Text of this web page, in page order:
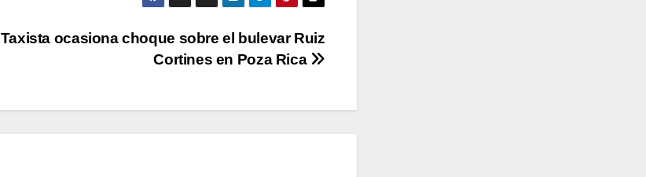
Taxista ocasiona choque sobre el bulevar Ruiz
Cortines en Poza Rica